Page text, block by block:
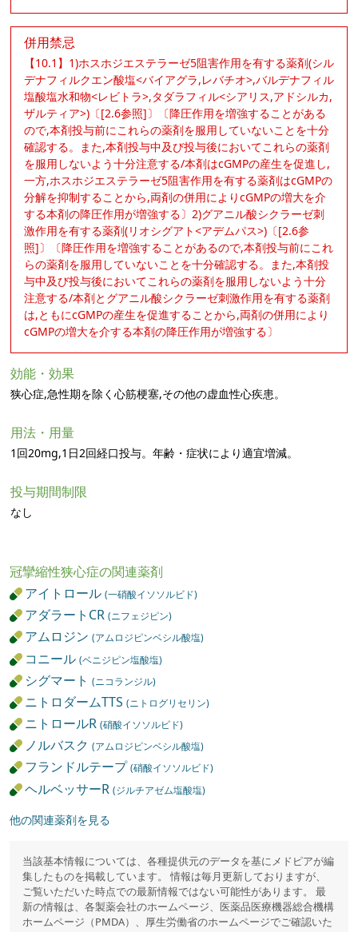
併用禁忌
【10.1】1)ホスホジエステラーゼ5阻害作用を有する薬剤(シル
デナフィルクエン酸塩<バイアグラ,レバチオ>,バルデナフィル
塩酸塩水和物<レビトラ>,タダラフィル<シアリス,アドシルカ,
ザルティア>)〔[2.6参照]〕〔降圧作用を増強することがある
ので,本剤投与前にこれらの薬剤を服用していないことを十分
確認する。また,本剤投与中及び投与後においてこれらの薬剤
を服用しないよう十分注意する/本剤はcGMPの産生を促進し,
一方,ホスホジエステラーゼ5阻害作用を有する薬剤はcGMPの
分解を抑制することから,両剤の併用によりcGMPの増大を介
する本剤の降圧作用が増強する〕2)グアニル酸シクラーゼ刺
激作用を有する薬剤(リオシグアト<アデムパス>)〔[2.6参
照]〕〔降圧作用を増強することがあるので,本剤投与前にこれ
らの薬剤を服用していないことを十分確認する。また,本剤投
与中及び投与後においてこれらの薬剤を服用しないよう十分
注意する/本剤とグアニル酸シクラーゼ刺激作用を有する薬剤
は,ともにcGMPの産生を促進することから,両剤の併用により
cGMPの増大を介する本剤の降圧作用が増強する〕
効能・効果
狭心症,急性期を除く心筋梗塞,その他の虚血性心疾患。
用法・用量
1回20mg,1日2回経口投与。年齢・症状により適宜増減。
投与期間制限
なし
冠攣縮性狭心症の関連薬剤
アイトロール(一硝酸イソソルビド)
アダラートCR(ニフェジピン)
アムロジン(アムロジピンベシル酸塩)
コニール(ベニジピン塩酸塩)
シグマート(ニコランジル)
ニトロダームTTS(ニトログリセリン)
ニトロールR(硝酸イソソルビド)
ノルバスク(アムロジピンベシル酸塩)
フランドルテープ(硝酸イソソルビド)
ヘルベッサーR(ジルチアゼム塩酸塩)
他の関連薬剤を見る
当該基本情報については、各種提供元のデータを基にメドピアが編
集したものを掲載しています。 情報は毎月更新しておりますが、
ご覧いただいた時点での最新情報ではない可能性があります。 最
新の情報は、各製薬会社のホームページ、医薬品医療機器総合機構
ホームページ（PMDA）、厚生労働省のホームページでご確認いた